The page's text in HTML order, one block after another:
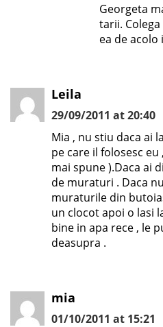
Georgeta
tarii.
ea de acolo
Leila
29/09/2011 at 20:40
Mia , nu stiu daca ai
pe care il folosesc
mai spune ).Daca ai
de muraturi . Daca
muraturile din
un clocot apoi o lasi
bine in apa rece , le
deasupra .
mia
01/10/2011 at 15:21